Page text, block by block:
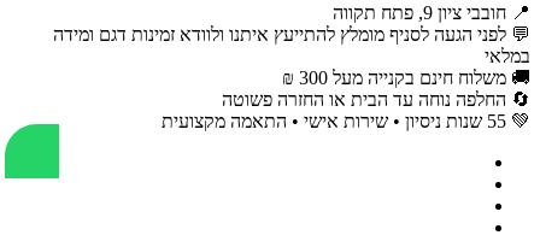
📍 חובבי ציון 9, פתח תקווה
💬 לפני הגעה לסניף מומלץ להתייעץ איתנו ולוודא זמינות דגם ומידה
במלאי
🚚 משלוח חינם בקנייה מעל 300 ₪
🔄 החלפה נוחה עד הבית או החזרה פשוטה
💚 55 שנות ניסיון • שירות אישי • התאמה מקצועית